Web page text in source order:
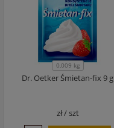
0,009 kg
Dr. Oetker Śmietan-fix 9 g
zł /szt